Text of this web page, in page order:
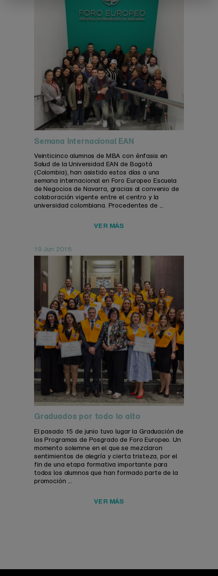
Semana Internacional EAN
Veinticinco alumnos de MBA con énfasis en
Salud de la Universidad EAN de Bogotá
(Colombia), han asistido estos días a una
semana internacional en Foro Europeo Escuela
de Negocios de Navarra, gracias al convenio de
colaboración vigente entre el centro y la
universidad colombiana. Procedentes de ...
VER MÁS
19 Jun 2018
Graduados por todo lo alto
El pasado 15 de junio tuvo lugar la Graduación de
los Programas de Posgrado de Foro Europeo. Un
momento solemne en el que se mezclaron
sentimientos de alegría y cierta tristeza, por el
fin de una etapa formativa importante para
todos los alumnos que han formado parte de la
promoción ...
VER MÁS